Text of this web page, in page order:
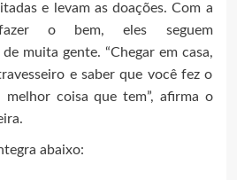
e levam as doações. Com a
o bem, eles seguem
muita gente. “Chegar em casa,
e saber que você fez o
melhor coisa que tem”, afirma o
abaixo: